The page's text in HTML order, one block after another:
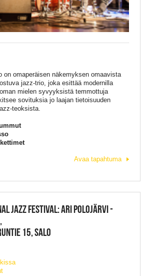
on omaperäisen näkemyksen omaavista
jazz-trio, joka esittää modernilla
mielen syvyyksistä temmottuja
sovituksia jo laajan tietoisuuden
teoksista.
Avaa tapahtuma
JAZZ FESTIVAL: ARI POLOJÄRVI -
15, SALO